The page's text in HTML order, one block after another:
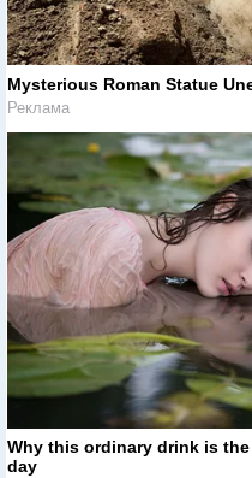
Mysterious Roman Statue
Реклама
Why this ordinary drink is
day